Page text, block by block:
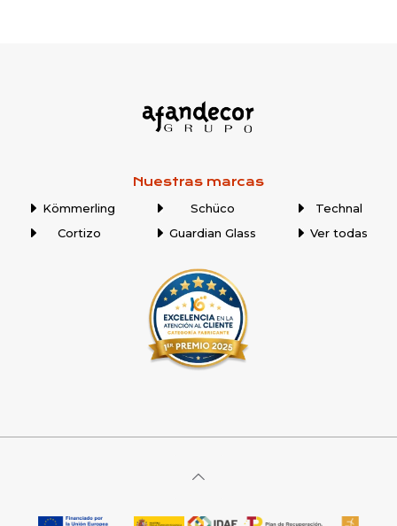
Nuestras marcas
Kömmerling
Cortizo
Schüco
Guardian Glass
Technal
Ver todas